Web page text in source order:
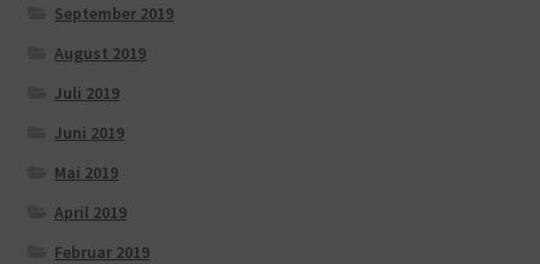
September 2019
August 2019
Juli 2019
Juni 2019
Mai 2019
April 2019
Februar 2019